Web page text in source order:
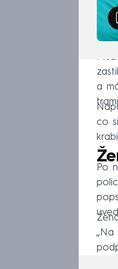
a
co
Po
„Na